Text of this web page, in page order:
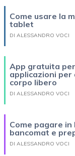
Come usare la
tablet
DI ALESSANDRO VOCI
App gratuita
applicazioni
corpo libero
DI ALESSANDRO VOCI
Come pagare
bancomat e
DI ALESSANDRO VOCI